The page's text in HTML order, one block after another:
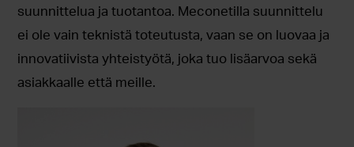
suunnittelua ja tuotantoa. Meconetilla suunnittelu
ei ole vain teknistä toteutusta, vaan se on luovaa ja
innovatiivista yhteistyötä, joka tuo lisäarvoa sekä
asiakkaalle että meille.